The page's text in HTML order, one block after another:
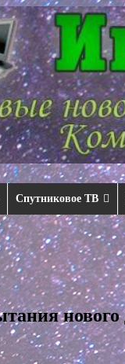
Спутниковое ТВ
нового